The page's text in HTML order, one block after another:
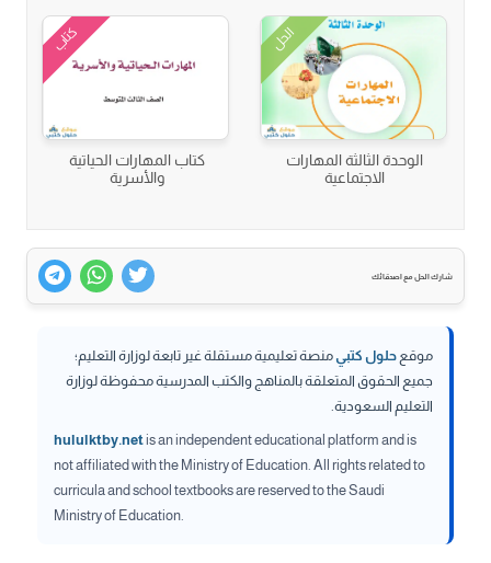
الحل
الوحدة الثالثة المهارات
الاجتماعية
كتاب
كتاب المهارات الحياتية
والأسرية
شارك الحل مع اصدقائك
موقع حلول كتبيمنصة تعليمية مستقلة غير تابعة لوزارة التعليم؛
جميع الحقوق المتعلقة بالمناهج والكتب المدرسية محفوظة لوزارة
التعليم السعودية.
hululktby.netis an independent educational platform and is
not affiliated with the Ministry of Education. All rights related to
curricula and school textbooks are reserved to the Saudi
Ministry of Education.